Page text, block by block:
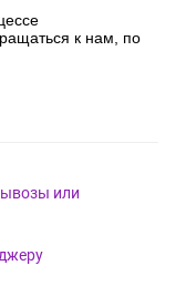
к нам, по
или